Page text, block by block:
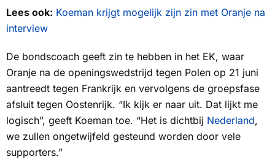
Lees ook: Koeman krijgt mogelijk zijn zin met Oranje na
interview
De bondscoach geeft zin te hebben in het EK, waar
Oranje na de openingswedstrijd tegen Polen op 21 juni
aantreedt tegen Frankrijk en vervolgens de groepsfase
afsluit tegen Oostenrijk. “Ik kijk er naar uit. Dat lijkt me
logisch”, geeft Koeman toe. “Het is dichtbij Nederland,
we zullen ongetwijfeld gesteund worden door vele
supporters.”